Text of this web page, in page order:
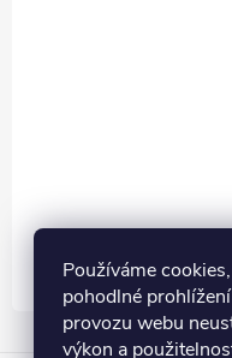
Používáme
pohodlné
provozu webu
výkon a